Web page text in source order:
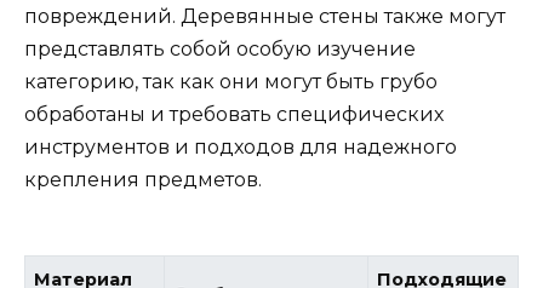
повреждений. Деревянные стены также могут
представлять собой особую изучение
категорию, так как они могут быть грубо
обработаны и требовать специфических
инструментов и подходов для надежного
крепления предметов.
Материал
Подходящие